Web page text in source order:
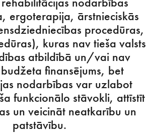
ergoterapija, ārstnieciskās
procedūras,
kuras nav tieša valsts
atbildībā un/vai nav
finansējums, bet
nodarbības var uzlabot
funkcionālo stāvokli, attīstīt
un veicināt neatkarību un
patstāvību.